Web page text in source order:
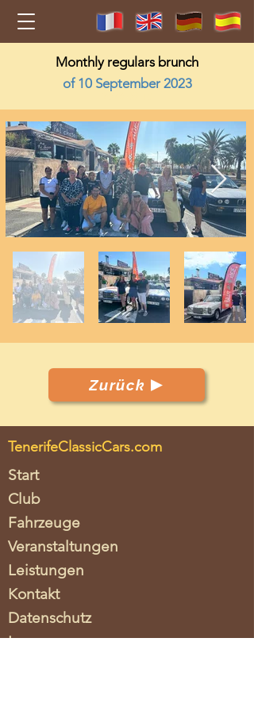
Monthly regulars brunch
of 10 September 2023
Zurück
TenerifeClassicCars.com
Start
Club
Fahrzeuge
Veranstaltungen
Leistungen
Kontakt
Datenschutz
Impressum